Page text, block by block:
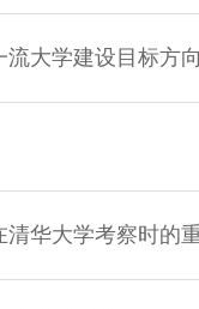
大学建设目标方
华大学考察时的